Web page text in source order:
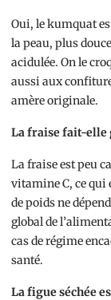
Oui, le kumquat
la peau, plus
acidulée. On le
aussi aux
amère originale.
La fraise fait-elle
La fraise est peu
vitamine C, ce qui
de poids ne
global de
cas de régime
santé.
La figue séchée